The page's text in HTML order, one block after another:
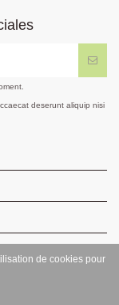
deserunt aliquip nisi
de cookies pour